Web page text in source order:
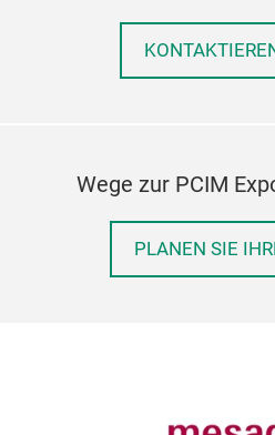
Wege zur PCIM
PLANEN SIE